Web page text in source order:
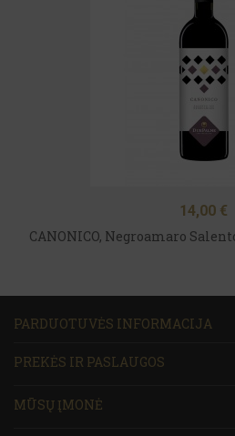
Kaina
14,00 €
CANONICO, Negroamaro
PARDUOTUVĖS INFORMACIJA
PREKĖS IR PASLAUGOS
MŪSŲ ĮMONĖ